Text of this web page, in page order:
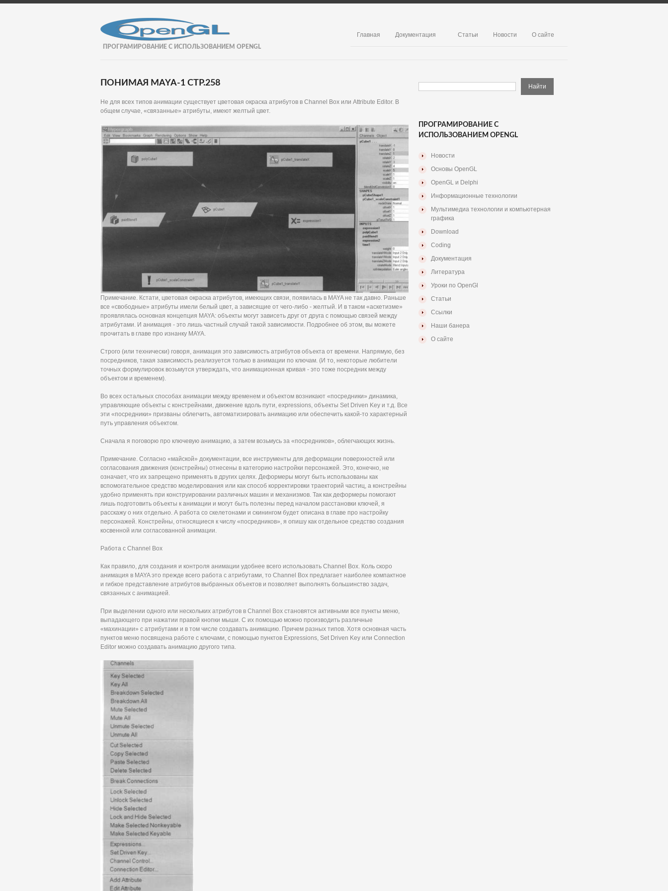
ПРОГРАМИРОВАНИЕ С ИСПОЛЬЗОВАНИЕМ OPENGL
Главная Документация Статьи Новости О сайте
ПОНИМАЯ MAYA-1 СТР.258
Не для всех типов анимации существует цветовая окраска атрибутов в Channel Box или Attribute Editor. В
общем случае, «связанные» атрибуты, имеют желтый цвет.
Примечание. Кстати, цветовая окраска атрибутов, имеющих связи, появилась в MAYA не так давно. Раньше
все «свободные» атрибуты имели белый цвет, а зависящие от чего-либо - желтый. И в таком «аскетизме»
проявлялась основная концепция MAYA: объекты могут зависеть друг от друга с помощью связей между
атрибутами. И анимация - это лишь частный случай такой зависимости. Подробнее об этом, вы можете
прочитать в главе про изнанку MAYA.
Строго (или технически) говоря, анимация это зависимость атрибутов объекта от времени. Напрямую, без
посредников, такая зависимость реализуется только в анимации по ключам. (И то, некоторые любители
точных формулировок возьмутся утверждать, что анимационная кривая - это тоже посредник между
объектом и временем).
Во всех остальных способах анимации между временем и объектом возникают «посредники» динамика,
управляющие объекты с констрейнами, движение вдоль пути, expressions, объекты Set Driven Key и т.д. Все
эти «посредники» призваны облегчить, автоматизировать анимацию или обеспечить какой-то характерный
путь управления объектом.
Сначала я поговорю про ключевую анимацию, а затем возьмусь за «посредников», облегчающих жизнь.
Примечание. Согласно «майской» документации, все инструменты для деформации поверхностей или
согласования движения (констрейны) отнесены в категорию настройки персонажей. Это, конечно, не
означает, что их запрещено применять в других целях. Деформеры могут быть использованы как
вспомогательное средство моделирования или как способ корректировки траекторий частиц, а констрейны
удобно применять при конструировании различных машин и механизмов. Так как деформеры помогают
лишь подготовить объекты к анимации и могут быть полезны перед началом расстановки ключей, я
расскажу о них отдельно. А работа со скелетонами и скинингом будет описана в главе про настройку
персонажей. Констрейны, относящиеся к числу «посредников», я опишу как отдельное средство создания
косвенной или согласованной анимации.
Работа с Channel Box
Как правило, для создания и контроля анимации удобнее всего использовать Channel Box. Коль скоро
анимация в MAYA это прежде всего работа с атрибутами, то Channel Box предлагает наиболее компактное
и гибкое представление атрибутов выбранных объектов и позволяет выполнять большинство задач,
связанных с анимацией.
При выделении одного или нескольких атрибутов в Channel Box становятся активными все пункты меню,
выпадающего при нажатии правой кнопки мыши. С их помощью можно производить различные
«махинации» с атрибутами и в том числе создавать анимацию. Причем разных типов. Хотя основная часть
пунктов меню посвящена работе с ключами, с помощью пунктов Expressions, Set Driven Key или Connection
Editor можно создавать анимацию другого типа.
ПРОГРАМИРОВАНИЕ С
ИСПОЛЬЗОВАНИЕМ OPENGL
Новости
Основы OpenGL
OpenGL и Delphi
Информационные технологии
Мультимедиа технологии и компьютерная
графика
Download
Coding
Документация
Литература
Уроки по OpenGl
Статьи
Ссылки
Наши банера
О сайте